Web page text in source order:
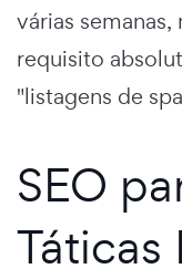
várias
requisito
"listagens de
SEO
Táticas